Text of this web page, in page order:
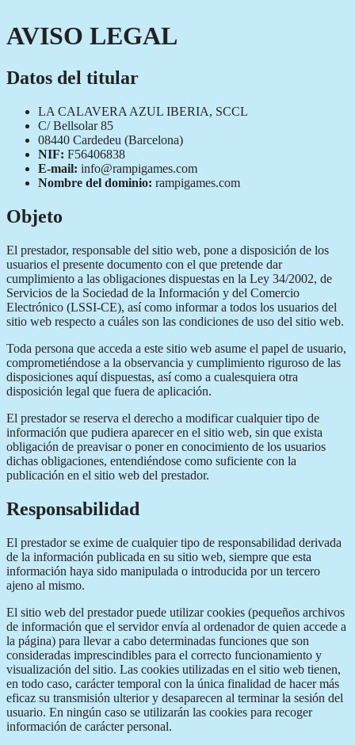
AVISO LEGAL
Datos del titular
LA CALAVERA AZUL IBERIA, SCCL
C/ Bellsolar 85
08440 Cardedeu (Barcelona)
NIF: F56406838
E-mail: info@rampigames.com
Nombre del dominio: rampigames.com
Objeto
El prestador, responsable del sitio web, pone a disposición de los
usuarios el presente documento con el que pretende dar
cumplimiento a las obligaciones dispuestas en la Ley 34/2002, de
Servicios de la Sociedad de la Información y del Comercio
Electrónico (LSSI-CE), así como informar a todos los usuarios del
sitio web respecto a cuáles son las condiciones de uso del sitio web.
Toda persona que acceda a este sitio web asume el papel de usuario,
comprometiéndose a la observancia y cumplimiento riguroso de las
disposiciones aquí dispuestas, así como a cualesquiera otra
disposición legal que fuera de aplicación.
El prestador se reserva el derecho a modificar cualquier tipo de
información que pudiera aparecer en el sitio web, sin que exista
obligación de preavisar o poner en conocimiento de los usuarios
dichas obligaciones, entendiéndose como suficiente con la
publicación en el sitio web del prestador.
Responsabilidad
El prestador se exime de cualquier tipo de responsabilidad derivada
de la información publicada en su sitio web, siempre que esta
información haya sido manipulada o introducida por un tercero
ajeno al mismo.
El sitio web del prestador puede utilizar cookies (pequeños archivos
de información que el servidor envía al ordenador de quien accede a
la página) para llevar a cabo determinadas funciones que son
consideradas imprescindibles para el correcto funcionamiento y
visualización del sitio. Las cookies utilizadas en el sitio web tienen,
en todo caso, carácter temporal con la única finalidad de hacer más
eficaz su transmisión ulterior y desaparecen al terminar la sesión del
usuario. En ningún caso se utilizarán las cookies para recoger
información de carácter personal.